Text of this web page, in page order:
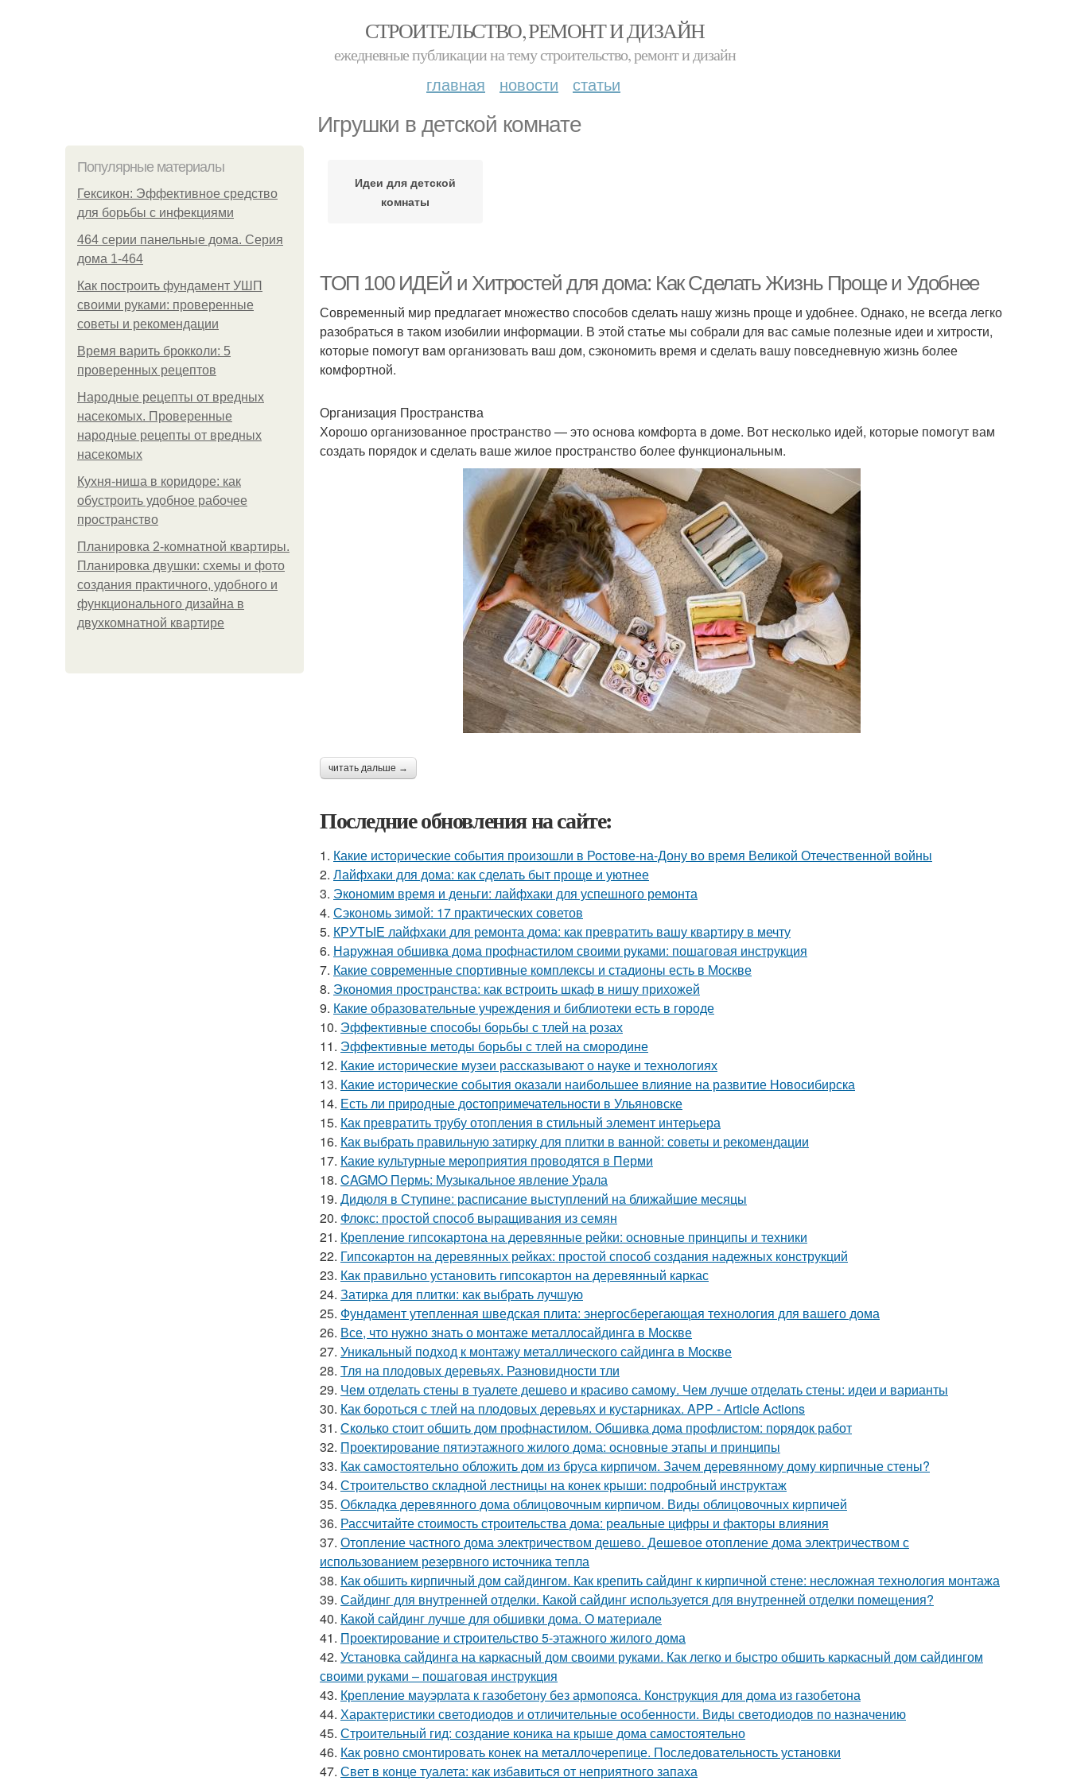
СТРОИТЕЛЬСТВО, РЕМОНТ И ДИЗАЙН
ежедневные публикации на тему строительство, ремонт и дизайн
главная новости статьи
Игрушки в детской комнате
Популярные материалы
Гексикон: Эффективное средство
для борьбы с инфекциями
464 серии панельные дома. Серия
дома 1-464
Как построить фундамент УШП
своими руками: проверенные
советы и рекомендации
Время варить брокколи: 5
проверенных рецептов
Народные рецепты от вредных
насекомых. Проверенные
народные рецепты от вредных
насекомых
Кухня-ниша в коридоре: как
обустроить удобное рабочее
пространство
Планировка 2-комнатной квартиры.
Планировка двушки: схемы и фото
создания практичного, удобного и
функционального дизайна в
двухкомнатной квартире
Идеи для детской
комнаты
ТОП 100 ИДЕЙ и Хитростей для дома: Как Сделать Жизнь Проще и Удобнее
Современный мир предлагает множество способов сделать нашу жизнь проще и удобнее. Однако, не всегда легко
разобраться в таком изобилии информации. В этой статье мы собрали для вас самые полезные идеи и хитрости,
которые помогут вам организовать ваш дом, сэкономить время и сделать вашу повседневную жизнь более
комфортной.
Организация Пространства
Хорошо организованное пространство — это основа комфорта в доме. Вот несколько идей, которые помогут вам
создать порядок и сделать ваше жилое пространство более функциональным.
читать дальше →
Последние обновления на сайте:
1. Какие исторические события произошли в Ростове-на-Дону во время Великой Отечественной войны
2. Лайфхаки для дома: как сделать быт проще и уютнее
3. Экономим время и деньги: лайфхаки для успешного ремонта
4. Сэкономь зимой: 17 практических советов
5. КРУТЫЕ лайфхаки для ремонта дома: как превратить вашу квартиру в мечту
6. Наружная обшивка дома профнастилом своими руками: пошаговая инструкция
7. Какие современные спортивные комплексы и стадионы есть в Москве
8. Экономия пространства: как встроить шкаф в нишу прихожей
9. Какие образовательные учреждения и библиотеки есть в городе
10. Эффективные способы борьбы с тлей на розах
11. Эффективные методы борьбы с тлей на смородине
12. Какие исторические музеи рассказывают о науке и технологиях
13. Какие исторические события оказали наибольшее влияние на развитие Новосибирска
14. Есть ли природные достопримечательности в Ульяновске
15. Как превратить трубу отопления в стильный элемент интерьера
16. Как выбрать правильную затирку для плитки в ванной: советы и рекомендации
17. Какие культурные мероприятия проводятся в Перми
18. CAGMO Пермь: Музыкальное явление Урала
19. Дидюля в Ступине: расписание выступлений на ближайшие месяцы
20. Флокс: простой способ выращивания из семян
21. Крепление гипсокартона на деревянные рейки: основные принципы и техники
22. Гипсокартон на деревянных рейках: простой способ создания надежных конструкций
23. Как правильно установить гипсокартон на деревянный каркас
24. Затирка для плитки: как выбрать лучшую
25. Фундамент утепленная шведская плита: энергосберегающая технология для вашего дома
26. Все, что нужно знать о монтаже металлосайдинга в Москве
27. Уникальный подход к монтажу металлического сайдинга в Москве
28. Тля на плодовых деревьях. Разновидности тли
29. Чем отделать стены в туалете дешево и красиво самому. Чем лучше отделать стены: идеи и варианты
30. Как бороться с тлей на плодовых деревьях и кустарниках. APP - Article Actions
31. Сколько стоит обшить дом профнастилом. Обшивка дома профлистом: порядок работ
32. Проектирование пятиэтажного жилого дома: основные этапы и принципы
33. Как самостоятельно обложить дом из бруса кирпичом. Зачем деревянному дому кирпичные стены?
34. Строительство складной лестницы на конек крыши: подробный инструктаж
35. Обкладка деревянного дома облицовочным кирпичом. Виды облицовочных кирпичей
36. Рассчитайте стоимость строительства дома: реальные цифры и факторы влияния
37. Отопление частного дома электричеством дешево. Дешевое отопление дома электричеством с
использованием резервного источника тепла
38. Как обшить кирпичный дом сайдингом. Как крепить сайдинг к кирпичной стене: несложная технология монтажа
39. Сайдинг для внутренней отделки. Какой сайдинг используется для внутренней отделки помещения?
40. Какой сайдинг лучше для обшивки дома. О материале
41. Проектирование и строительство 5-этажного жилого дома
42. Установка сайдинга на каркасный дом своими руками. Как легко и быстро обшить каркасный дом сайдингом
своими руками – пошаговая инструкция
43. Крепление мауэрлата к газобетону без армопояса. Конструкция для дома из газобетона
44. Характеристики светодиодов и отличительные особенности. Виды светодиодов по назначению
45. Строительный гид: создание коника на крыше дома самостоятельно
46. Как ровно смонтировать конек на металлочерепице. Последовательность установки
47. Свет в конце туалета: как избавиться от неприятного запаха